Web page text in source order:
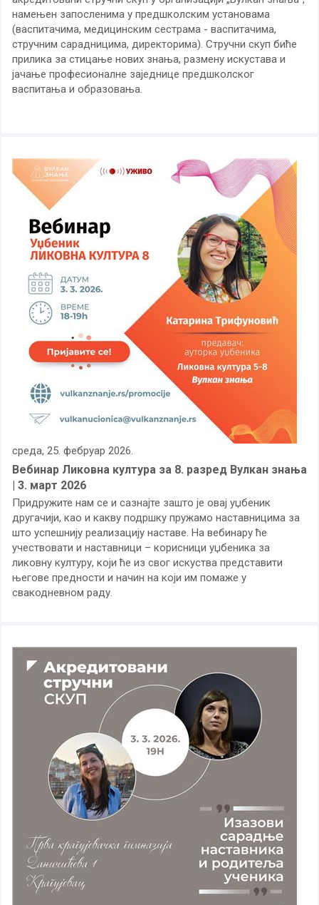
намењен запосленима у предшколским установама
(васпитачима, медицинским сестрама - васпитачима,
стручним сарадницима, директорима). Стручни скуп биће
прилика за стицање нових знања, размену искустава и
јачање професионалне заједнице предшколског
васпитања и образовања.
среда, 25. фебруар 2026.
Вебинар Ликовна култура за 8. разред Вулкан знања
| 3. март 2026
Придружите нам се и сазнајте зашто је овај уџбеник
другачији, као и какву подршку пружамо наставницима за
што успешнију реализацију наставе. На вебинару ће
учествовати и наставници – корисници уџбеника за
ликовну културу, који ће из свог искуства представити
његове предности и начин на који им помаже у
свакодневном раду.